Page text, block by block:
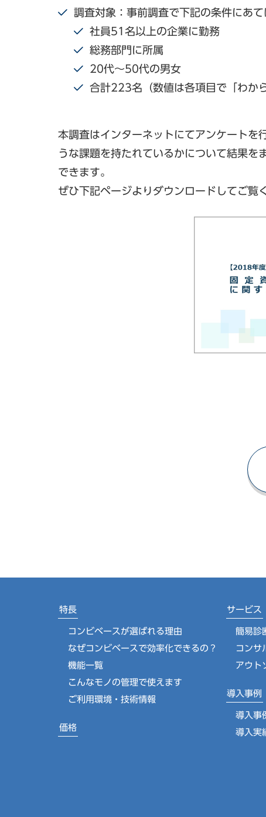
調査対象：事前調査で下記の条件にあ
社員51名以上の企業に勤務
総務部門に所属
20代～50代の男女
合計223名（数値は各項目で「わか
本調査はインターネットにてアンケートを
うな課題を持たれているかについて結果
できます。
ぜひ下記ページよりダウンロードしてご覧
特長
コンビベースが選ばれる理由
なぜコンビベースで効率化できるの？
機能一覧
こんなモノの管理で使えます
ご利用環境・技術情報
価格
サービス
簡易診
コンサ
アウト
導入事例
導入事
導入実